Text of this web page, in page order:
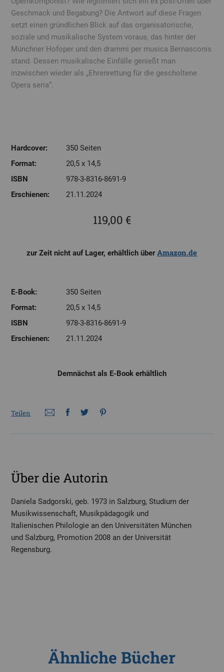
Geschmack und Begabung? Die Antwort auf diese Fragen
setzt einen gründlichen Blick auf das organisatorische,
soziale und musikalische System voraus, das hinter der
Münchner Hofoper und den drammi per musica Bernasconis
stand. Dessen musikalische Einfälle genießt man
inzwischen wieder als „Ehrenrettung für die gescholtene
Opera seria“.
Hardcover:
350 Seiten
Format:
20,5 x 14,5
ISBN
978-3-8316-8691-9
Erschienen:
21.11.2024
119,00 €
zur Zeit nicht auf Lager, erhältlich überAmazon.de
E-Book:
350 Seiten
Format:
20,5 x 14,5
ISBN
978-3-8316-8691-9
Erschienen:
21.11.2024
Demnächst als E-Book erhältlich
Teilen
Über die Autorin
Daniela Sadgorski, geb. 1973 in Salzburg, Studium der
Musikwissenschaft, Musikpädagogik und
Italienischen Philologie an den Universitäten München
und Salzburg, Promotion 2008 an der Universität
Regensburg.
Ähnliche Bücher